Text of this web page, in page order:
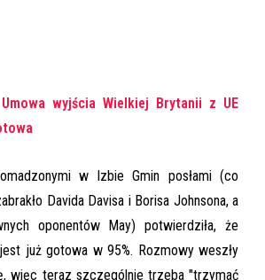
wyjścia Wielkiej Brytanii z UE
w Izbie Gmin posłami (co
Davida Davisa i Borisa Johnsona, a
oponentów May) potwierdziła, że
już gotowa w 95%. Rozmowy weszły
więc teraz szczególnie trzeba "trzymać